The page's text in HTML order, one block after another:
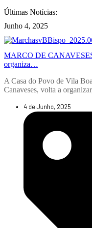
Últimas Notícias:
Junho 4, 2025
MARCO DE
organiza…
A Casa do Povo de Vila
Canaveses, volta a
4 de Junho, 2025